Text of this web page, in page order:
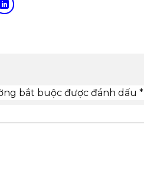
bắt buộc được đánh dấu *